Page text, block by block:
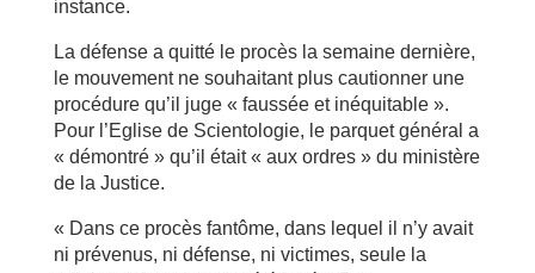
instance.
La défense a quitté le procès la semaine dernière,
le mouvement ne souhaitant plus cautionner une
procédure qu’il juge « faussée et inéquitable ».
Pour l’Eglise de Scientologie, le parquet général a
« démontré » qu’il était « aux ordres » du ministère
de la Justice.
« Dans ce procès fantôme, dans lequel il n’y avait
ni prévenus, ni défense, ni victimes, seule la